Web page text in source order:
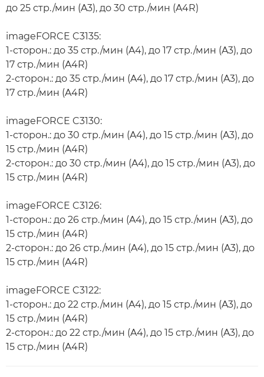
до 25 стр./мин (A3), до 30 стр./мин (A4R)
imageFORCE C3135:
1-сторон.: до 35 стр./мин (A4), до 17 стр./мин (A3), до
17 стр./мин (A4R)
2-сторон.: до 35 стр./мин (A4), до 17 стр./мин (A3), до
17 стр./мин (A4R)
imageFORCE C3130:
1-сторон.: до 30 стр./мин (A4), до 15 стр./мин (A3), до
15 стр./мин (A4R)
2-сторон.: до 30 стр./мин (A4), до 15 стр./мин (A3), до
15 стр./мин (A4R)
imageFORCE C3126:
1-сторон.: до 26 стр./мин (A4), до 15 стр./мин (A3), до
15 стр./мин (A4R)
2-сторон.: до 26 стр./мин (A4), до 15 стр./мин (A3), до
15 стр./мин (A4R)
imageFORCE C3122:
1-сторон.: до 22 стр./мин (A4), до 15 стр./мин (A3), до
15 стр./мин (A4R)
2-сторон.: до 22 стр./мин (A4), до 15 стр./мин (A3), до
15 стр./мин (A4R)